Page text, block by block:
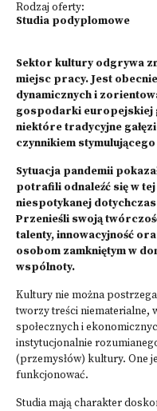
Rodzaj oferty:
Studia podyplomowe
Sektor kultury odgrywa
miejsc pracy. Jest
dynamicznych i
gospodarki europejskiej
niektóre tradycyjne
czynnikiem
Sytuacja pandemii
potrafili odnaleźć się w
niespotykanej
Przenieśli swoją
talenty, innowacyjność
osobom zamkniętym w
wspólnoty.
Kultury nie można
tworzy treści niematerialne,
społecznych i
instytucjonalnie
(przemysłów) kultury. One
funkcjonować.
Studia mają charakter